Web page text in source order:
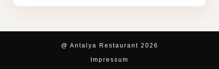
@ Antalya Restaurant 2026
Impressum